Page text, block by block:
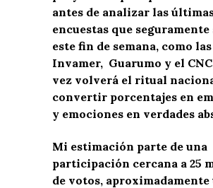
antes de analizar las
encuestas que
este fin de semana, como
Invamer, Guarumo y el
vez volverá el ritual
convertir porcentajes en
y emociones en verdades
Mi estimación parte de una
participación cercana a 25
de votos, aproximadamente